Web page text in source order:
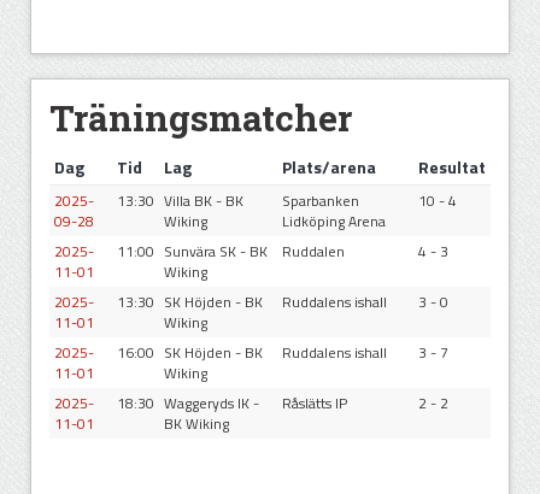
Träningsmatcher
Dag Tid Lag Plats/arena Resultat
2025-
09-28
13:30 Villa BK - BK
Wiking
Sparbanken
Lidköping Arena
10 - 4
2025-
11-01
11:00 Sunvära SK - BK
Wiking
Ruddalen 4 - 3
2025-
11-01
13:30 SK Höjden - BK
Wiking
Ruddalens ishall 3 - 0
2025-
11-01
16:00 SK Höjden - BK
Wiking
Ruddalens ishall 3 - 7
2025-
11-01
18:30 Waggeryds IK -
BK Wiking
Råslätts IP 2 - 2